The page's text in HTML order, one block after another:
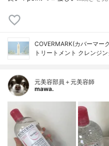
COVERMARK(カバーマー
トリートメント クレンジ
元美容部員＋元美容師
mawa.